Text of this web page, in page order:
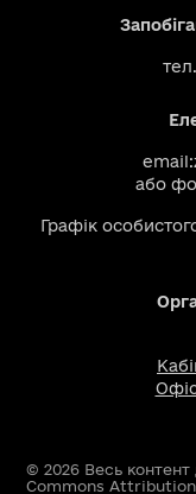
email:
або
Графік
© 2026 Весь контент
Commons